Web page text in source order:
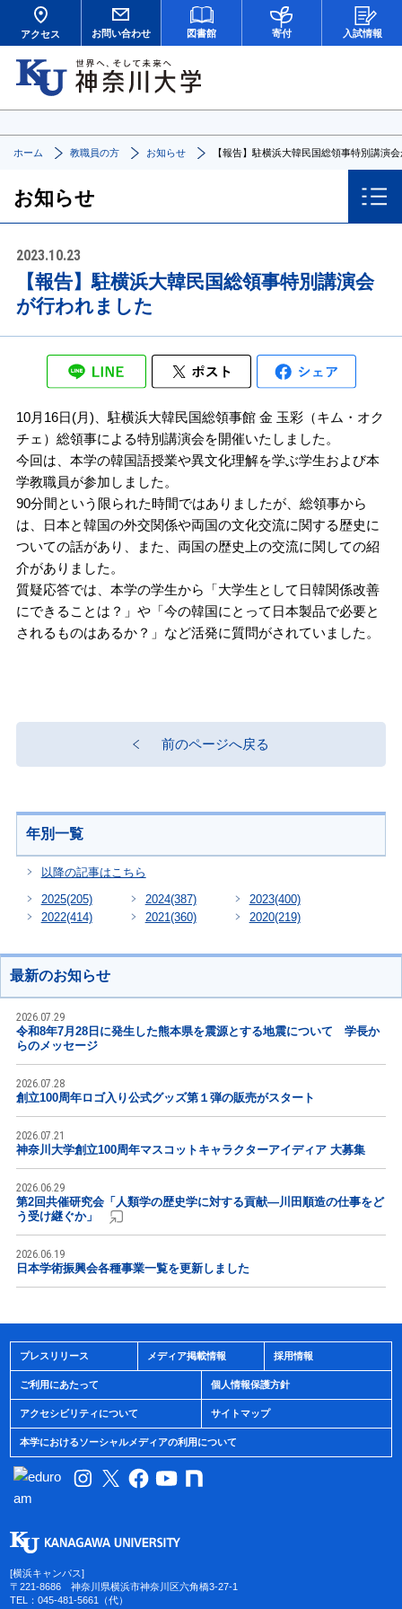
アクセス お問い合わせ 図書館 寄付 入試情報
ホーム 教職員の方 お知らせ 【報告】駐横浜大韓民国総領事特別講演
お知らせ
2023.10.23
【報告】駐横浜大韓民国総領事特別講演会
が行われました
10月16日(月)、駐横浜大韓民国総領事館 金 玉彩（キム・オク
チェ）総領事による特別講演会を開催いたしました。
今回は、本学の韓国語授業や異文化理解を学ぶ学生および本
学教職員が参加しました。
90分間という限られた時間ではありましたが、総領事から
は、日本と韓国の外交関係や両国の文化交流に関する歴史に
ついての話があり、また、両国の歴史上の交流に関しての紹
介がありました。
質疑応答では、本学の学生から「大学生として日韓関係改善
にできることは？」や「今の韓国にとって日本製品で必要と
されるものはあるか？」など活発に質問がされていました。
前のページへ戻る
年別一覧
以降の記事はこちら
2025(205) 2024(387) 2023(400)
2022(414) 2021 (360) 2020(219)
最新のお知らせ
2026.07.29
令和8年7月28日に発生した熊本県を震源とする地震について 学長か
らのメッセージ
2026.07.28
創立100周年ロゴ入り公式グッズ第１弾の販売がスタート
2026.07.21
神奈川大学創立100周年マスコットキャラクターアイディア 大募集
2026.06.29
第2回共催研究会「人類学の歴史学に対する貢献―川田順造の仕事をど
う受け継ぐか」
2026.06.19
日本学術振興会各種事業一覧を更新しました
プレスリリース メディア掲載情報 採用情報
ご利用にあたって 個人情報保護方針
アクセシビリティについて サイトマップ
本学におけるソーシャルメディアの利用について
[横浜キャンパス]
〒221-8686 神奈川県横浜市神奈川区六角橋3-27-1
TEL：045-481-5661（代）